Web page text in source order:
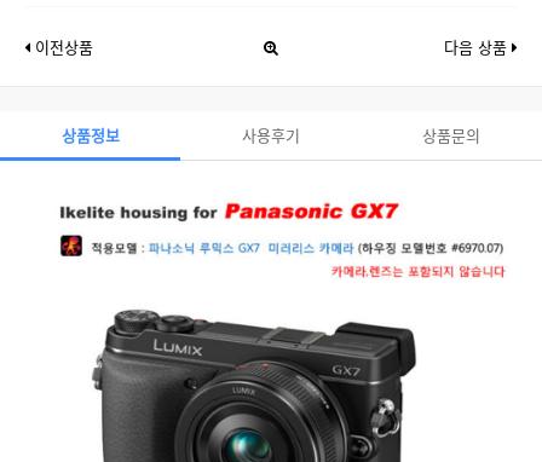
이전상품 다음 상품
상품정보 사용후기 상품문의